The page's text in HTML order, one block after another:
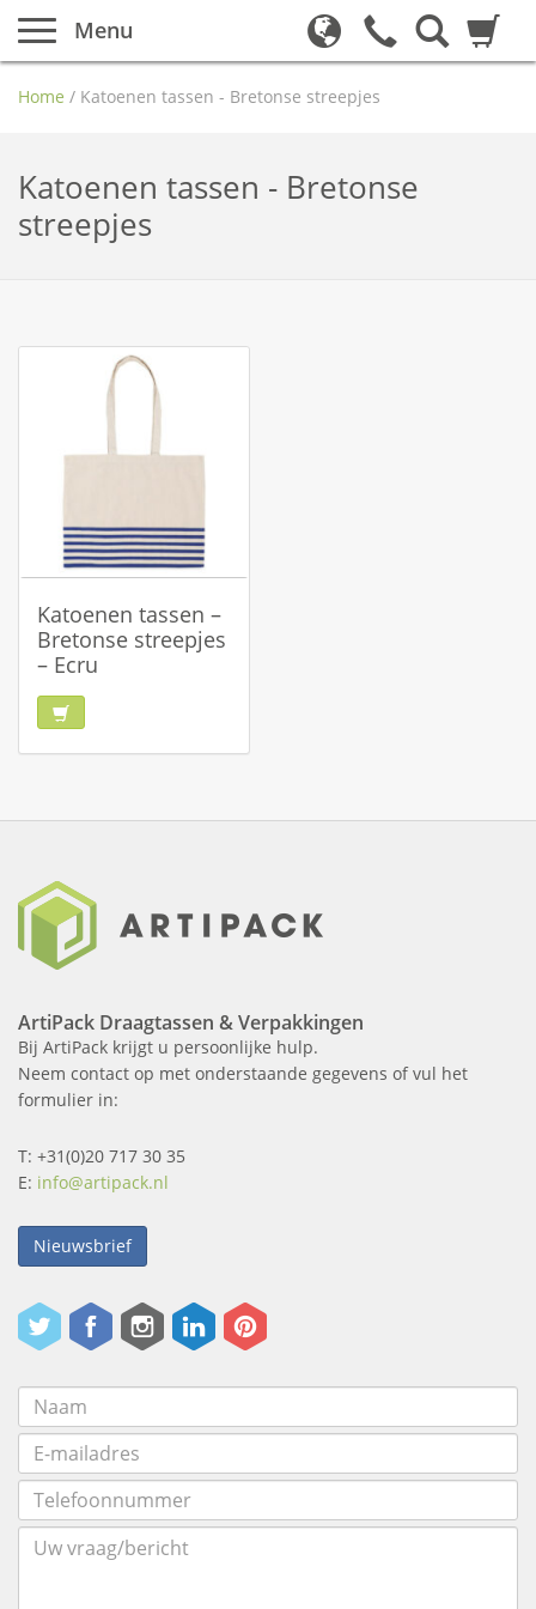
Menu
Home / Katoenen tassen - Bretonse streepjes
Katoenen tassen - Bretonse
streepjes
Katoenen tassen –
Bretonse streepjes
– Ecru
ArtiPack Draagtassen & Verpakkingen
Bij ArtiPack krijgt u persoonlijke hulp.
Neem contact op met onderstaande gegevens of vul het
formulier in:
T: +31(0)20 717 30 35
E: info@artipack.nl
Nieuwsbrief